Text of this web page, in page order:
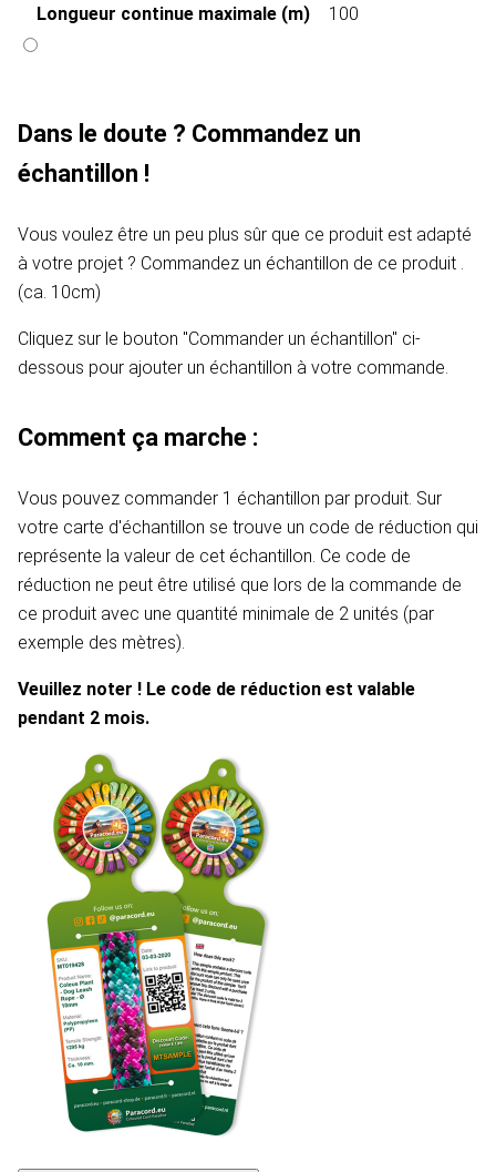
Longueur continue maximale (m)
100
Dans le doute ? Commandez un
échantillon !
Vous voulez être un peu plus sûr que ce produit est adapté
à votre projet ? Commandez un échantillon de ce produit .
(ca. 10cm)
Cliquez sur le bouton "Commander un échantillon" ci-
dessous pour ajouter un échantillon à votre commande.
Comment ça marche :
Vous pouvez commander 1 échantillon par produit. Sur
votre carte d'échantillon se trouve un code de réduction qui
représente la valeur de cet échantillon. Ce code de
réduction ne peut être utilisé que lors de la commande de
ce produit avec une quantité minimale de 2 unités (par
exemple des mètres).
Veuillez noter ! Le code de réduction est valable
pendant 2 mois.